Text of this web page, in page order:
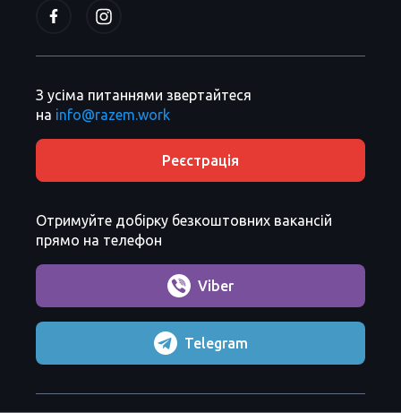
З усіма питаннями звертайтеся
на info@razem.work
Реєстрація
Отримуйте добірку безкоштовних вакансій
прямо на телефон
Viber
Telegram